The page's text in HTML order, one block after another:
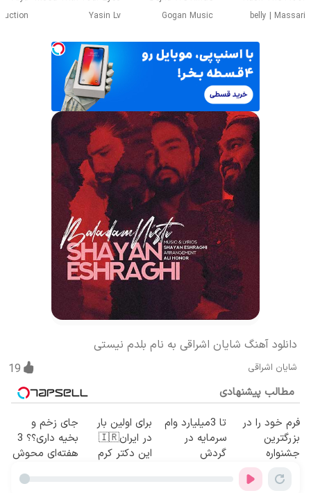
belly | Massari
Gogan Music
Yasin Lv
دانلود آهنگ شایان اشراقی به نام بلدم نیستی
شایان اشراقی 19
مطالب پیشنهادی
فرم خود را در
بزرگترین
جشنواره
ایمپلنت تهران
پر کنید ! | فقط
تا 3میلیارد وام
سرمایه در
گردش
برای اولین بار
در ایران🇮🇷
این دکتر کرم
جای زخم و
بخیه داری؟؟ 3
هفته‌ای محوش